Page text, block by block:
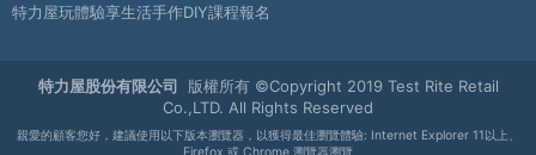
特力屋玩體驗享生活手作DIY課程報名
特力屋股份有限公司
版權所有 ©Copyright 2019 Test Rite Retail
Co.,LTD. All Rights Reserved
親愛的顧客您好，建議使用以下版本瀏覽器，以獲得最佳瀏覽體驗: Internet Explorer 11以上、
Firefox 或 Chrome 瀏覽器瀏覽